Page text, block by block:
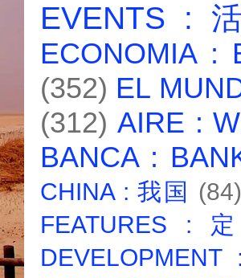
EVENTS :
ECONOMIA :
(352) EL
(312) AIRE :
BANCA :
CHINA : 我国 (84)
FEATURES :